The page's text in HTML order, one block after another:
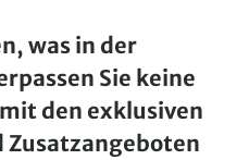
was in der
Sie keine
den exklusiven
Zusatzangeboten